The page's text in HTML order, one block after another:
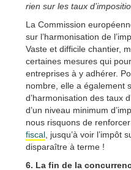
rien sur les taux
La Commission
sur l’harmonisation de
Vaste et difficile chantier,
certaines mesures qui
entreprises à y adhérer.
nombre, elle a également
d’harmonisation des taux
d’un niveau minimum
nous risquons de
fiscal , jusqu’à voir
disparaître à terme !
6. La fin de la